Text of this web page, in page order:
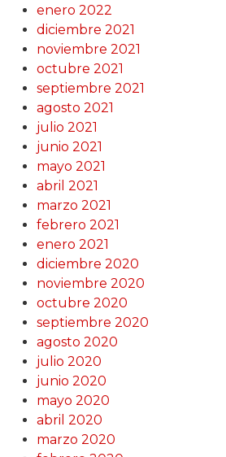
enero 2022
diciembre 2021
noviembre 2021
octubre 2021
septiembre 2021
agosto 2021
julio 2021
junio 2021
mayo 2021
abril 2021
marzo 2021
febrero 2021
enero 2021
diciembre 2020
noviembre 2020
octubre 2020
septiembre 2020
agosto 2020
julio 2020
junio 2020
mayo 2020
abril 2020
marzo 2020